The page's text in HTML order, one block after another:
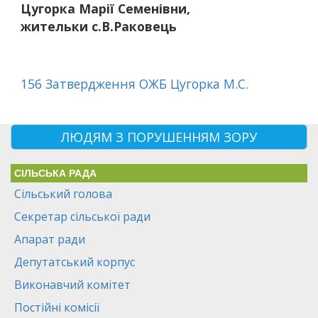
Цугорка Марії Семенівни,
жительки с.В.Раковець
156 Затвердження ОЖБ Цугорка М.С.
ЛЮДЯМ З ПОРУШЕННЯМ ЗОРУ
СІЛЬСЬКА РАДА
Сільський голова
Секретар сільської ради
Апарат ради
Депутатський корпус
Виконавчий комітет
Постійні комісії